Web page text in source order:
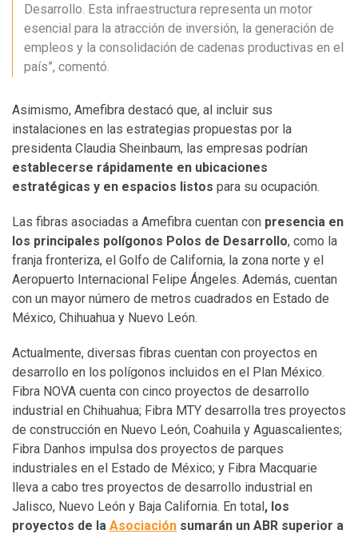
Desarrollo. Esta infraestructura representa un motor
esencial para la atracción de inversión, la generación de
empleos y la consolidación de cadenas productivas en el
país”, comentó.
Asimismo, Amefibra destacó que, al incluir sus
instalaciones en las estrategias propuestas por la
presidenta Claudia Sheinbaum, las empresas podrían
establecerse rápidamente en ubicaciones
estratégicas y en espacios listos para su ocupación.
Las fibras asociadas a Amefibra cuentan con presencia en
los principales polígonos Polos de Desarrollo, como la
franja fronteriza, el Golfo de California, la zona norte y el
Aeropuerto Internacional Felipe Ángeles. Además, cuentan
con un mayor número de metros cuadrados en Estado de
México, Chihuahua y Nuevo León.
Actualmente, diversas fibras cuentan con proyectos en
desarrollo en los polígonos incluidos en el Plan México.
Fibra NOVA cuenta con cinco proyectos de desarrollo
industrial en Chihuahua; Fibra MTY desarrolla tres proyectos
de construcción en Nuevo León, Coahuila y Aguascalientes;
Fibra Danhos impulsa dos proyectos de parques
industriales en el Estado de México; y Fibra Macquarie
lleva a cabo tres proyectos de desarrollo industrial en
Jalisco, Nuevo León y Baja California. En total, los
proyectos de la Asociación sumarán un ABR superior a